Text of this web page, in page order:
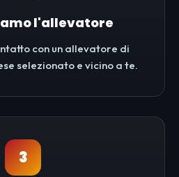
l'allevatore
con un allevatore di
selezionato e vicino a te.
3